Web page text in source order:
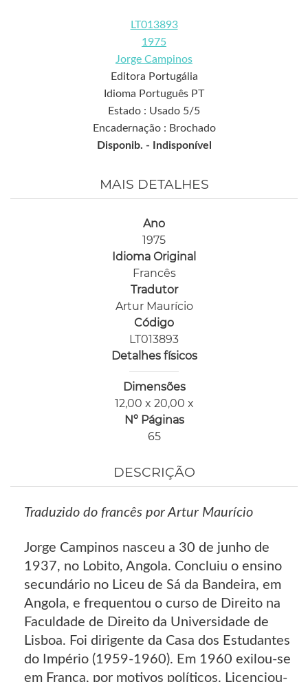
LT013893
1975
Jorge Campinos
Editora Portugália
Idioma Português PT
Estado : Usado 5/5
Encadernação : Brochado
Disponib. -
Indisponível
MAIS DETALHES
Ano
1975
Idioma Original
Francês
Tradutor
Artur Maurício
Código
LT013893
Detalhes físicos
Dimensões
12,00 x 20,00 x
Nº Páginas
65
DESCRIÇÃO
Traduzido do francês por Artur Maurício
Jorge Campinos nasceu a 30 de junho de
1937, no Lobito, Angola. Concluiu o ensino
secundário no Liceu de Sá da Bandeira, em
Angola, e frequentou o curso de Direito na
Faculdade de Direito da Universidade de
Lisboa. Foi dirigente da Casa dos Estudantes
do Império (1959-1960). Em 1960 exilou-se
em França, por motivos políticos. Licenciou-